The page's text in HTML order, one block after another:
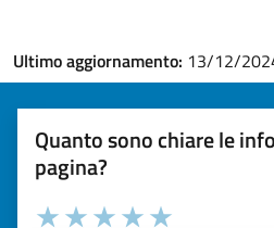
Ultimo aggiornamento: 13/12/
Quanto sono chiare le
pagina?
Valuta la chiarezza delle informazioni
Seleziona il numero di stelle